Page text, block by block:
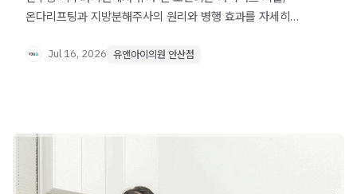
온다리프팅과 지방분해주사의 원리와 병행 효과를 자세히
Jul 16, 2026 유앤아이의원 안산점